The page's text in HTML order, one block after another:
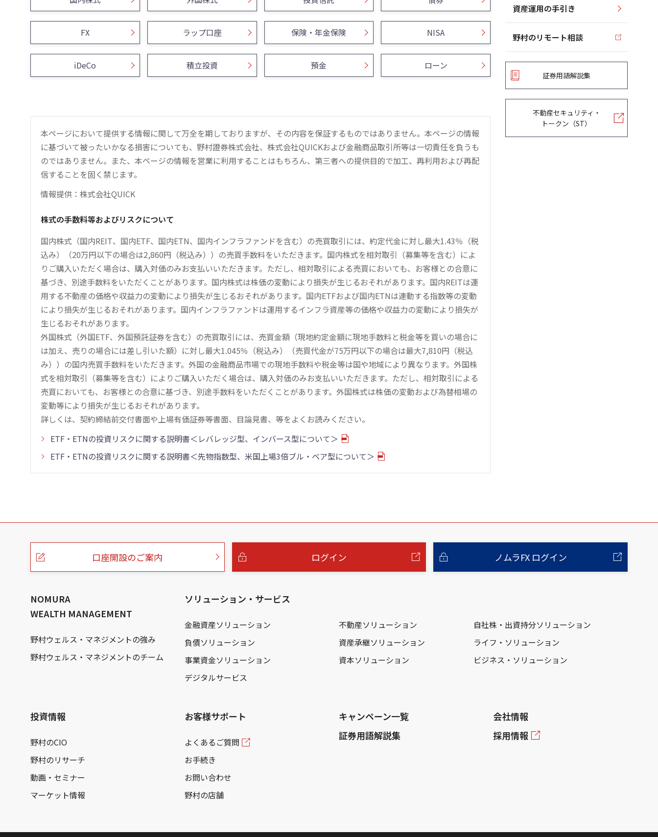
FX ラップ口座 保険・年金保険 NISA
iDeCo 積立投資 預金 ローン
本ページにおいて提供する情報に関して万全を期しておりますが、その内容を保証するものではありません。本ページの情報
に基づいて被ったいかなる損害についても、野村證券株式会社、株式会社QUICKおよび金融商品取引所等は一切責任を負うも
のではありません。また、本ページの情報を営業に利用することはもちろん、第三者への提供目的で加工、再利用および再配
信することを固く禁じます。
情報提供：株式会社QUICK
株式の手数料等およびリスクについて
国内株式（国内REIT、国内ETF、国内ETN、国内インフラファンドを含む）の売買取引には、約定代金に対し最大1.43％（税
込み）（20万円以下の場合は2,860円（税込み））の売買手数料をいただきます。国内株式を相対取引（募集等を含む）によ
りご購入いただく場合は、購入対価のみお支払いいただきます。ただし、相対取引による売買においても、お客様との合意に
基づき、別途手数料をいただくことがあります。国内株式は株価の変動により損失が生じるおそれがあります。国内REITは運
用する不動産の価格や収益力の変動により損失が生じるおそれがあります。国内ETFおよび国内ETNは連動する指数等の変動
により損失が生じるおそれがあります。国内インフラファンドは運用するインフラ資産等の価格や収益力の変動により損失が
生じるおそれがあります。
外国株式（外国ETF、外国預託証券を含む）の売買取引には、売買金額（現地約定金額に現地手数料と税金等を買いの場合に
は加え、売りの場合には差し引いた額）に対し最大1.045％（税込み）（売買代金が75万円以下の場合は最大7,810円（税込
み））の国内売買手数料をいただきます。外国の金融商品市場での現地手数料や税金等は国や地域により異なります。外国株
式を相対取引（募集等を含む）によりご購入いただく場合は、購入対価のみお支払いいただきます。ただし、相対取引による
売買においても、お客様との合意に基づき、別途手数料をいただくことがあります。外国株式は株価の変動および為替相場の
変動等により損失が生じるおそれがあります。
詳しくは、契約締結前交付書面や上場有価証券等書面、目論見書、等をよくお読みください。
ETF・ETNの投資リスクに関する説明書＜レバレッジ型、インバース型について＞
ETF・ETNの投資リスクに関する説明書＜先物指数型、米国上場3倍ブル・ベア型について＞
資産運用の手引き
野村のリモート相談
証券用語解説集
不動産セキュリティ・
トークン（ST）
こ
口座開設のご案内 ログイン ノムラFX ログイン
NOMURA
WEALTH MANAGEMENT
野村ウェルス・マネジメントの強み
野村ウェルス・マネジメントのチーム
ソリューション・サービス
金融資産ソリューション 不動産ソリューション
自社株・出資持分ソリューション
負債ソリューション
資産承継ソリューション
ライフ・ソリューション
事業資金ソリューション
資本ソリューション
ビジネス・ソリューション
デジタルサービス
投資情報
野村のCIO
野村のリサーチ
動画・セミナー
マーケット情報
お客様サポート
よくあるご質問
お手続き
お問い合わせ
野村の店舗
キャンペーン一覧
証券用語解説集
会社情報
採用情報